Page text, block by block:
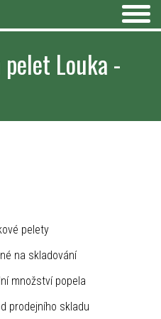
Louka -
pelety
na skladování
množství popela
prodejního skladu